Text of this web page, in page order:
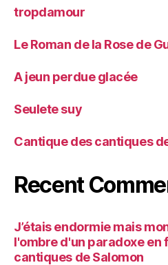
tropdamour
Le Roman de la Rose de
A jeun perdue glacée
Seulete suy
Cantique des cantiques
Recent
J’étais endormie mais
l'ombre d'un paradoxe en
cantiques de Salomon